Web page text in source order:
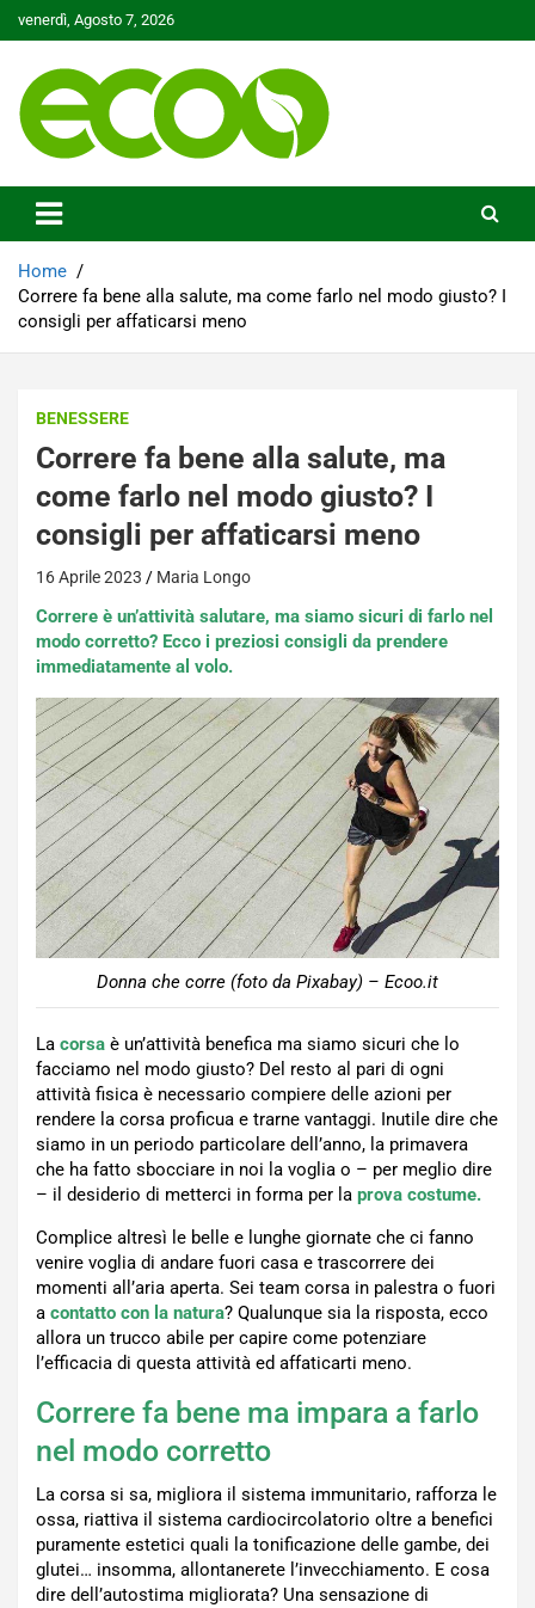
to
venerdì, Agosto 7, 2026
Ecoo.it
Home
Correre fa bene alla salute, ma come farlo nel modo giusto? I
consigli per affaticarsi meno
BENESSERE
Correre fa bene alla salute, ma
come farlo nel modo giusto? I
consigli per affaticarsi meno
16 Aprile 2023 Maria Longo
Correre è un’attività salutare, ma siamo sicuri di farlo nel
modo corretto? Ecco i preziosi consigli da prendere
immediatamente al volo.
Donna che corre (foto da Pixabay) – Ecoo.it
La corsa è un’attività benefica ma siamo sicuri che lo
facciamo nel modo giusto? Del resto al pari di ogni
attività fisica è necessario compiere delle azioni per
rendere la corsa proficua e trarne vantaggi. Inutile dire che
siamo in un periodo particolare dell’anno, la primavera
che ha fatto sbocciare in noi la voglia o – per meglio dire
– il desiderio di metterci in forma per la prova costume.
Complice altresì le belle e lunghe giornate che ci fanno
venire voglia di andare fuori casa e trascorrere dei
momenti all’aria aperta. Sei team corsa in palestra o fuori
a contatto con la natura? Qualunque sia la risposta, ecco
allora un trucco abile per capire come potenziare
l’efficacia di questa attività ed affaticarti meno.
Correre fa bene ma impara a farlo
nel modo corretto
La corsa si sa, migliora il sistema immunitario, rafforza le
ossa, riattiva il sistema cardiocircolatorio oltre a benefici
puramente estetici quali la tonificazione delle gambe, dei
glutei… insomma, allontanerete l’invecchiamento. E cosa
dire dell’autostima migliorata? Una sensazione di